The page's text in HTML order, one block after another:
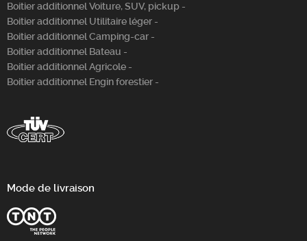
Boitier additionnel Voiture, SUV, pickup -
Boitier additionnel Utilitaire léger -
Boitier additionnel Camping-car -
Boitier additionnel Bateau -
Boitier additionnel Agricole -
Boitier additionnel Engin forestier -
Mode de livraison